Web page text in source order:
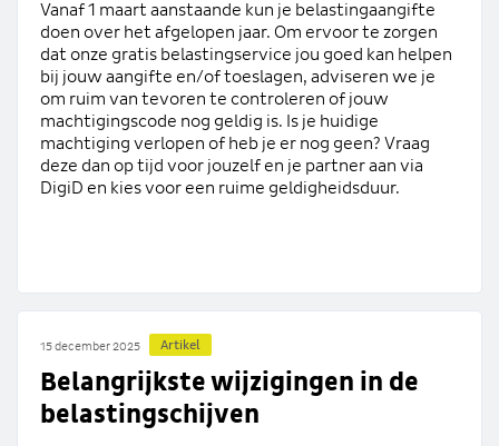
Vanaf 1 maart aanstaande kun je belastingaangifte
doen over het afgelopen jaar. Om ervoor te zorgen
dat onze gratis belastingservice jou goed kan helpen
bij jouw aangifte en/of toeslagen, adviseren we je
om ruim van tevoren te controleren of jouw
machtigingscode nog geldig is. Is je huidige
machtiging verlopen of heb je er nog geen? Vraag
deze dan op tijd voor jouzelf en je partner aan via
DigiD en kies voor een ruime geldigheidsduur.
15 december 2025 Artikel
Belangrijkste wijzigingen in de
belastingschijven